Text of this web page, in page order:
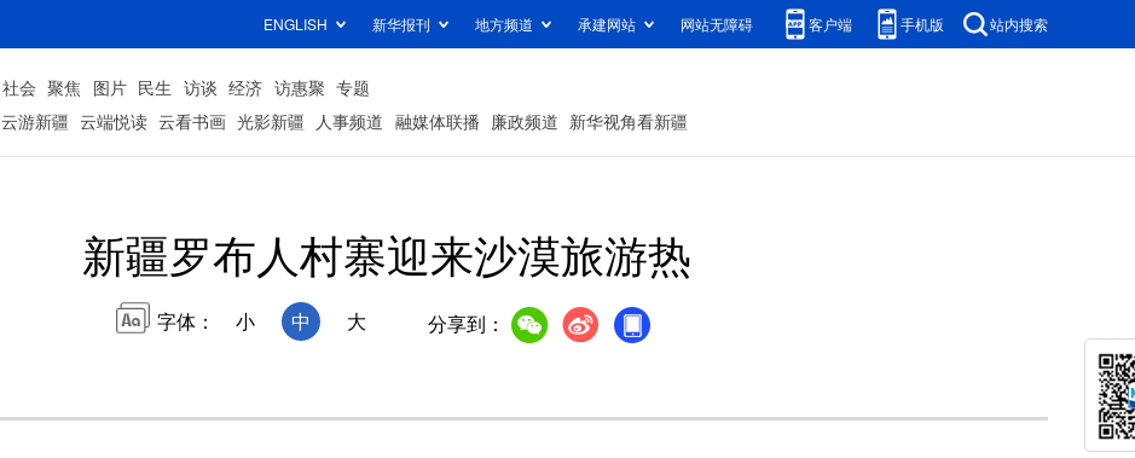
ENGLISH 新华报刊 地方频道 承建网站 网站无障碍 客户端 手机版 站内搜索
社会 聚焦 图片 民生 访谈 经济 访惠聚 专题
云游新疆 云端悦读 云看书画 光影新疆 人事频道 融媒体联播 廉政频道 新华视角看新疆
新疆罗布人村寨迎来沙漠旅游热
字体： 小 中 大 分享到：